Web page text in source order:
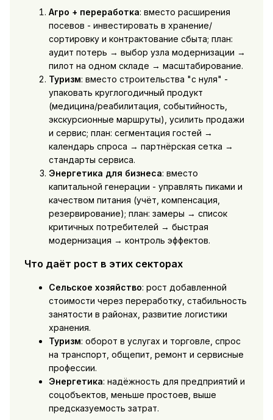
Агро + переработка: вместо расширения
посевов - инвестировать в хранение/
сортировку и контрактование сбыта; план:
аудит потерь → выбор узла модернизации →
пилот на одном складе → масштабирование.
Туризм: вместо строительства "с нуля" -
упаковать круглогодичный продукт
(медицина/реабилитация, событийность,
экскурсионные маршруты), усилить продажи
и сервис; план: сегментация гостей →
календарь спроса → партнёрская сетка →
стандарты сервиса.
Энергетика для бизнеса: вместо
капитальной генерации - управлять пиками и
качеством питания (учёт, компенсация,
резервирование); план: замеры → список
критичных потребителей → быстрая
модернизация → контроль эффектов.
Что даёт рост в этих секторах
Сельское хозяйство: рост добавленной
стоимости через переработку, стабильность
занятости в районах, развитие логистики
хранения.
Туризм: оборот в услугах и торговле, спрос
на транспорт, общепит, ремонт и сервисные
профессии.
Энергетика: надёжность для предприятий и
соцобъектов, меньше простоев, выше
предсказуемость затрат.